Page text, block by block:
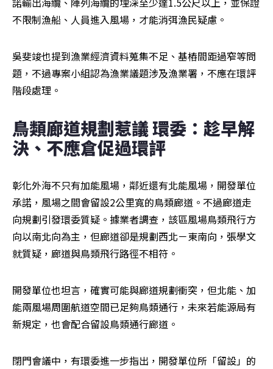
不限制漁船、人員進入風場，才能消弭漁民疑慮。
吳斐竣也提到漁業經濟資料蒐集不足、基樁間距過窄等問
題，不過專案小組認為漁業議題涉及漁業署，不應在環評
階段處理。
鳥類廊道規劃惹議 環委：趁早解
決、不應倉促過環評
彰化外海不只有加能風場，鄰近還有北能風場，開發單位
承諾，風場之間會留設2公里寬的鳥類廊道。不過廊道走
向規劃引發環委質疑。據業者調查，該區風場鳥類飛行方
向以南北向為主，但廊道卻是規劃西北－東南向，張學文
就質疑，廊道與鳥類飛行路徑不相符。
開發單位也坦言，確實可能與廊道規劃衝突，但北能、加
能兩風場周圍航道空間已足夠鳥類通行，未來若能源局有
新規定，也會配合留設鳥類通行廊道。
閉門會議中，有環委進一步指出，開發單位所「留設」的